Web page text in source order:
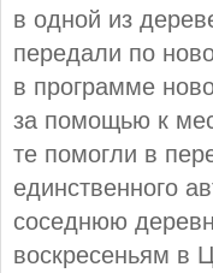
в одной из
передали по
в программе
за помощью к
те помогли в
единственного
соседнюю
воскресеньям в